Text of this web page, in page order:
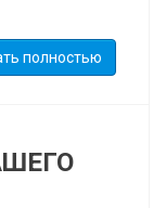
и новых
полностью